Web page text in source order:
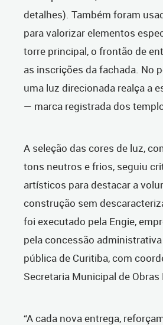
detalhes). Também foram
para valorizar elementos
torre principal, o frontão de
as inscrições da fachada. No
uma luz direcionada realça a
— marca registrada dos
A seleção das cores de luz,
tons neutros e frios, seguiu
artísticos para destacar a
construção sem
foi executado pela Engie,
pela concessão
pública de Curitiba, com
Secretaria Municipal de
“A cada nova entrega,